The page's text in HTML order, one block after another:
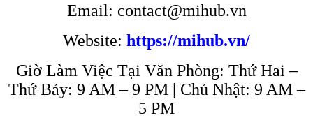
Email: contact@mihub.vn
Website: https://mihub.vn/
Giờ Làm Việc Tại Văn Phòng: Thứ Hai –
Thứ Bảy: 9 AM – 9 PM | Chủ Nhật: 9 AM –
5 PM